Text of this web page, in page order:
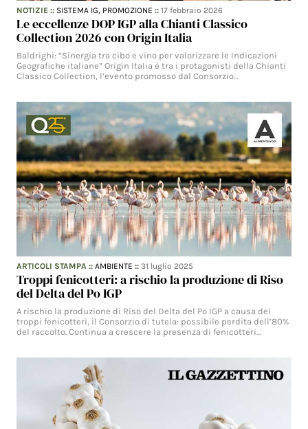
NOTIZIE :: SISTEMA IG, PROMOZIONE ::17 febbraio 2026
Le eccellenze DOP IGP alla Chianti Classico
Collection 2026 con Origin Italia
Baldrighi: “Sinergia tra cibo e vino per valorizzare le Indicazioni
Geografiche italiane” Origin Italia è tra i protagonisti della Chianti
Classico Collection, l’evento promosso dal Consorzio…
ARTICOLI STAMPA ::AMBIENTE ::31 luglio 2025
Troppi fenicotteri: a rischio la produzione di Riso
del Delta del Po IGP
A rischio la produzione di Riso del Delta del Po IGP a causa dei
troppi fenicotteri, il Consorzio di tutela: possibile perdita dell’80%
del raccolto. Continua a crescere la presenza di fenicotteri…